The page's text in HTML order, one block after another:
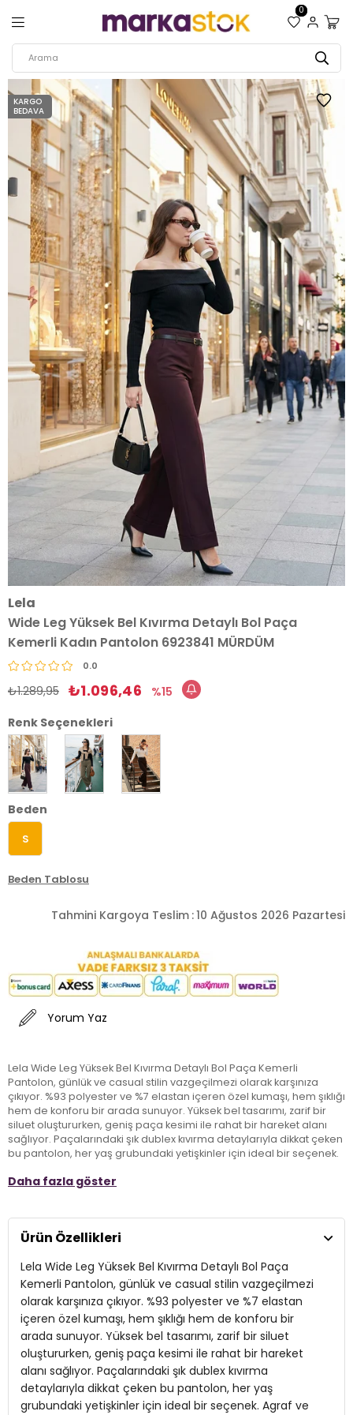
0
KARGO
BEDAVA
Lela
Wide Leg Yüksek Bel Kıvırma Detaylı Bol Paça
Kemerli Kadın Pantolon 6923841 MÜRDÜM
0.0
₺1.289,95 ₺1.096,46
15
Renk Seçenekleri
Beden
S
Beden Tablosu
Tahmini Kargoya Teslim :10 Ağustos 2026 Pazartesi
Yorum Yaz
Lela Wide Leg Yüksek Bel Kıvırma Detaylı Bol Paça Kemerli
Pantolon, günlük ve casual stilin vazgeçilmezi olarak karşınıza
çıkıyor. %93 polyester ve %7 elastan içeren özel kumaşı, hem şıklığı
hem de konforu bir arada sunuyor. Yüksek bel tasarımı, zarif bir
siluet oluştururken, geniş paça kesimi ile rahat bir hareket alanı
sağlıyor. Paçalarındaki şık dublex kıvırma detaylarıyla dikkat çeken
bu pantolon, her yaş grubundaki yetişkinler için ideal bir seçenek.
sunan Lela pantolon, sokak stilinizin gözdesi olmaya aday!
Model:
Materyal: % 93 Polyester % 7 Elastan
Kapama Şekli:Agraf ve Fermuar
Cep:Cepli
Kumaş Tipi:Belirtilmemiş
Bel:Yüksek Bel
Daha fazla göster
Ürün Özellikleri
Lela Wide Leg Yüksek Bel Kıvırma Detaylı Bol Paça
Kemerli Pantolon, günlük ve casual stilin vazgeçilmezi
olarak karşınıza çıkıyor. %93 polyester ve %7 elastan
içeren özel kumaşı, hem şıklığı hem de konforu bir
arada sunuyor. Yüksek bel tasarımı, zarif bir siluet
oluştururken, geniş paça kesimi ile rahat bir hareket
alanı sağlıyor. Paçalarındaki şık dublex kıvırma
detaylarıyla dikkat çeken bu pantolon, her yaş
grubundaki yetişkinler için ideal bir seçenek. Agraf ve